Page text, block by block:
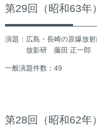
第29回（昭和63年）
演題：広島・長崎の原爆放
放影研 藤田 正一郎
一般演題件数：49
第28回（昭和62年）